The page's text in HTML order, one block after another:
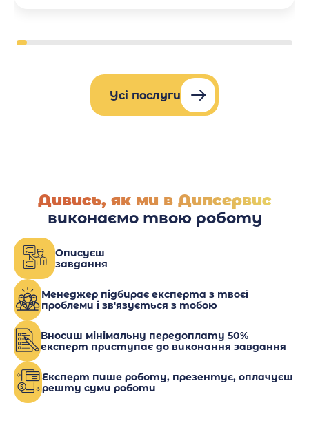
Усі послуги
Дивись, як ми в Дипсервис
виконаємо твою роботу
Описуєш
завдання
Менеджер підбирає експерта з твоєї
проблеми і зв'язується з тобою
Вносиш мінімальну передоплату 50%
експерт приступає до виконання завдання
Експерт пише роботу, презентує, оплачуєш
решту суми роботи